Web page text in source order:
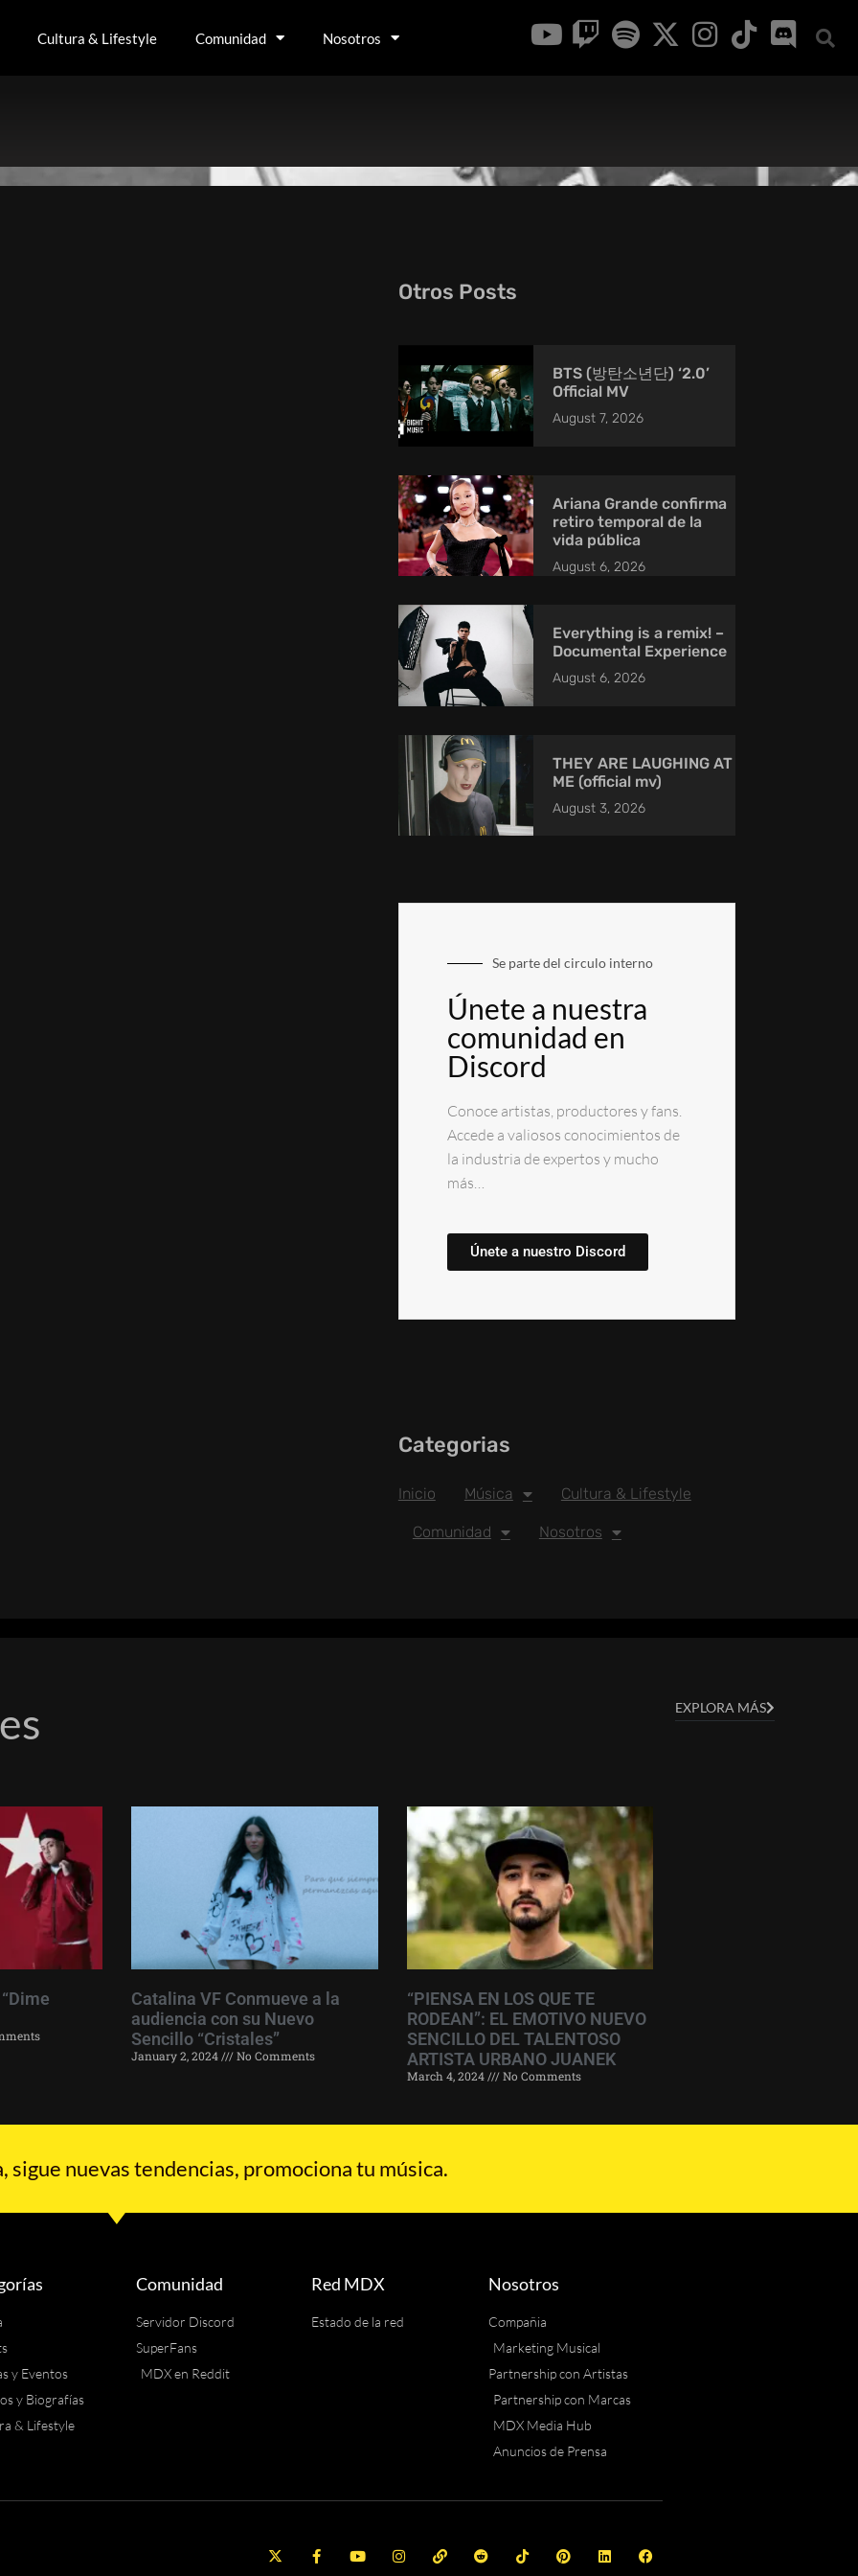
Cultura & Lifestyle Comunidad Nosotros
Otros Posts
BTS (방탄소년단) ‘2.0’
Official MV
August 7, 2026
Ariana Grande confirma
retiro temporal de la
vida pública
August 6, 2026
Everything is a remix! –
Documental Experience
August 6, 2026
THEY ARE LAUGHING AT
ME (official mv)
August 3, 2026
Se parte del circulo interno
Únete a nuestra
comunidad en
Discord
Conoce artistas, productores y fans.
Accede a valiosos conocimientos de
la industria de expertos y mucho
más…
Únete a nuestro Discord
Categorias
Inicio Música Cultura & Lifestyle
Comunidad Nosotros
EXPLORA MÁS
Catalina VF Conmueve a la
audiencia con su Nuevo
Sencillo “Cristales”
January 2, 2024 No Comments
“PIENSA EN LOS QUE TE
RODEAN”: EL EMOTIVO NUEVO
SENCILLO DEL TALENTOSO
ARTISTA URBANO JUANEK
March 4, 2024 No Comments
sigue nuevas tendencias, promociona tu música.
y Eventos
y Biografías
& Lifestyle
Comunidad
Servidor Discord
SuperFans
MDX en Reddit
Red MDX
Estado de la red
Nosotros
Compañia
Marketing Musical
Partnership con Artistas
Partnership con Marcas
MDX Media Hub
Anuncios de Prensa